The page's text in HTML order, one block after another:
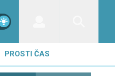
PROSTI ČAS